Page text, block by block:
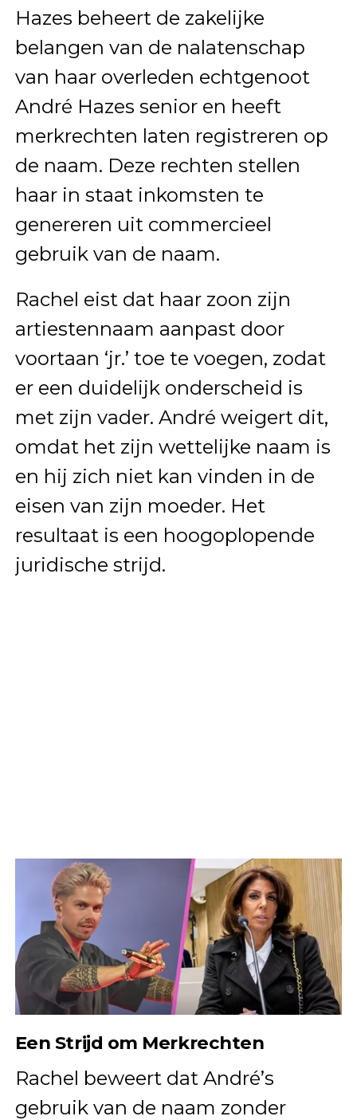
Hazes beheert de zakelijke
belangen van de nalatenschap
van haar overleden echtgenoot
André Hazes senior en heeft
merkrechten laten registreren op
de naam. Deze rechten stellen
haar in staat inkomsten te
genereren uit commercieel
gebruik van de naam.
Rachel eist dat haar zoon zijn
artiestennaam aanpast door
voortaan ‘jr.’ toe te voegen, zodat
er een duidelijk onderscheid is
met zijn vader. André weigert dit,
omdat het zijn wettelijke naam is
en hij zich niet kan vinden in de
eisen van zijn moeder. Het
resultaat is een hoogoplopende
juridische strijd.
Een Strijd om Merkrechten
Rachel beweert dat André’s
gebruik van de naam zonder